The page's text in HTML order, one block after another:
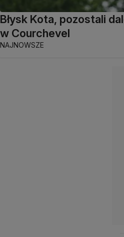
Błysk Kota, pozostali
w Courchevel
NAJNOWSZE